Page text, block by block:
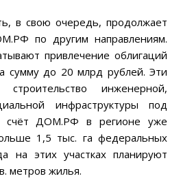
в свою очередь, продолжает
по другим направлениям.
привлечение облигаций
сумму до 20 млрд рублей. Эти
инженерной,
инфраструктуры под
счёт ДОМ.РФ в регионе уже
1,5 тыс. га федеральных
на этих участках планируют
метров жилья.